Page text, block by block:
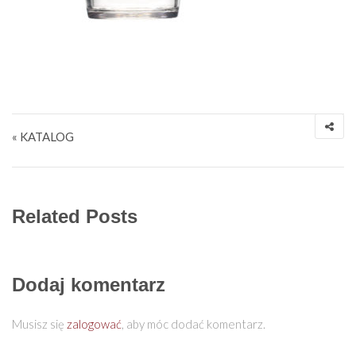
« KATALOG
Related Posts
Dodaj komentarz
Musisz się zalogować, aby móc dodać komentarz.